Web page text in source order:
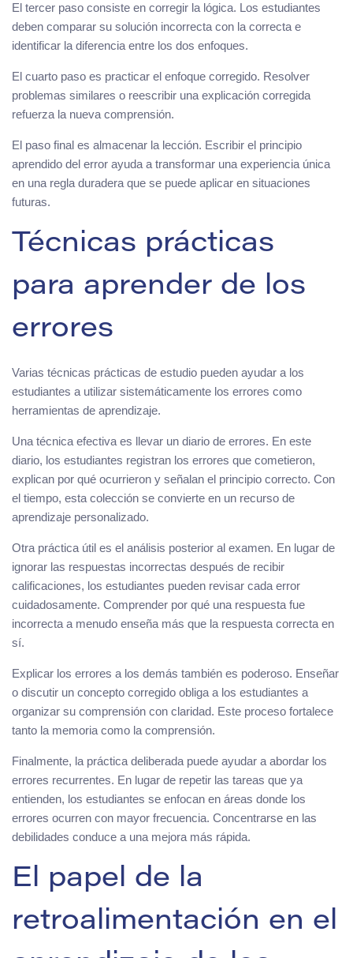
El tercer paso consiste en corregir la lógica. Los estudiantes
deben comparar su solución incorrecta con la correcta e
identificar la diferencia entre los dos enfoques.
El cuarto paso es practicar el enfoque corregido. Resolver
problemas similares o reescribir una explicación corregida
refuerza la nueva comprensión.
El paso final es almacenar la lección. Escribir el principio
aprendido del error ayuda a transformar una experiencia única
en una regla duradera que se puede aplicar en situaciones
futuras.
Técnicas prácticas
para aprender de los
errores
Varias técnicas prácticas de estudio pueden ayudar a los
estudiantes a utilizar sistemáticamente los errores como
herramientas de aprendizaje.
Una técnica efectiva es llevar un diario de errores. En este
diario, los estudiantes registran los errores que cometieron,
explican por qué ocurrieron y señalan el principio correcto. Con
el tiempo, esta colección se convierte en un recurso de
aprendizaje personalizado.
Otra práctica útil es el análisis posterior al examen. En lugar de
ignorar las respuestas incorrectas después de recibir
calificaciones, los estudiantes pueden revisar cada error
cuidadosamente. Comprender por qué una respuesta fue
incorrecta a menudo enseña más que la respuesta correcta en
sí.
Explicar los errores a los demás también es poderoso. Enseñar
o discutir un concepto corregido obliga a los estudiantes a
organizar su comprensión con claridad. Este proceso fortalece
tanto la memoria como la comprensión.
Finalmente, la práctica deliberada puede ayudar a abordar los
errores recurrentes. En lugar de repetir las tareas que ya
entienden, los estudiantes se enfocan en áreas donde los
errores ocurren con mayor frecuencia. Concentrarse en las
debilidades conduce a una mejora más rápida.
El papel de la
retroalimentación en el